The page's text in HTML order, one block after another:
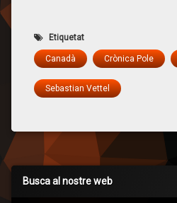
Etiquetat
Canadà Crònica Pole
Sebastian Vettel
Busca al nostre web